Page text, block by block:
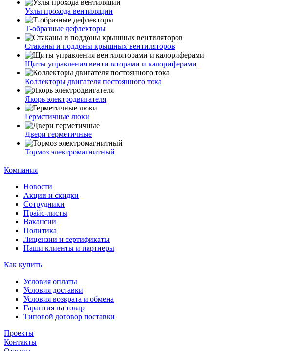
Узлы прохода вентиляции
Т-образные дефлекторы
Стаканы и поддоны крышных вентиляторов
Щиты управления вентиляторами и калориферами
Коллекторы двигателя постоянного тока
Якорь электродвигателя
Герметичные люки
Двери герметичные
Тормоз электромагнитный
Компания
Новости
Акции и скидки
Сотрудники
Прайс-листы
Вакансии
Политика
Лицензии и сертификаты
Наши клиенты и партнеры
Как купить
Условия оплаты
Условия доставки
Условия возврата и обмена
Гарантия на товар
Типовой договор поставки
Проекты
Контакты